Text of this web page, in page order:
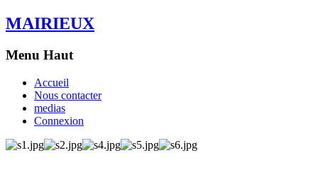
MAIRIEUX
Menu Haut
Accueil
Nous contacter
medias
Connexion